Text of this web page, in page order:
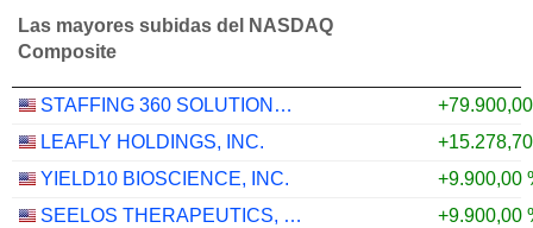
Las mayores subidas del NASDAQ
Composite
STAFFING 360 SOLUTIONS, INC.
LEAFLY HOLDINGS, INC.
YIELD10 BIOSCIENCE, INC.
+9.900,00
SEELOS THERAPEUTICS, INC.
+9.900,00